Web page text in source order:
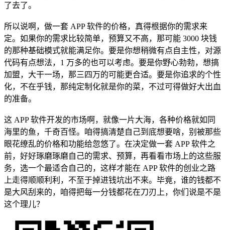
了去了。
所以说啊，做一套 APP 软件的价格，真得根据你的需求来
定。如果你的需求比较简单，预算又不高，那可能 3000 块钱
的那种基础模式就能满足你。要是你想稍微有点自主性，对源
代码有点想法，1 万多的也可以考虑。要是你野心勃勃，想搞
加盟，大干一场，那三四万的可能更合适。要是你追求的个性
化，不在乎钱，那纯定制化就是你的菜，不过可得做好大出血
的准备。
这 APP 软件开发的市场啊，就像一片大海，各种价格就如同
海里的鱼，千奇百怪。咱得搞清楚自己到底想要啥，别被那些
眼花缭乱的价格和功能给忽悠了。在决定做一套 APP 软件之
前，好好琢磨琢磨自己的需求、预算，再看看市场上的这些服
务，选一个最适合自己的，这样才能在 APP 软件的创业之路
上走得顺顺利利，不至于掉进钱坑出不来。毕竟，谁的钱都不
是大风刮来的，咱得把每一分钱都花在刀刃上，你们说是不是
这个理儿？